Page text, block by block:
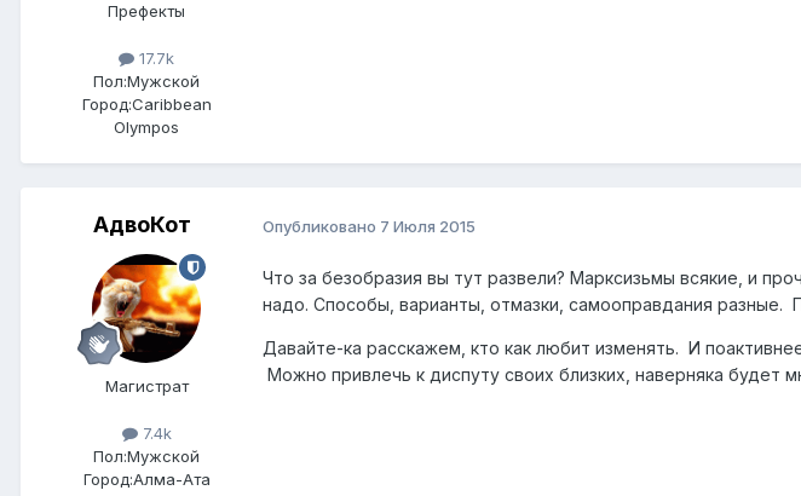
Префекты
17.7k
Пол:Мужской
Город:Caribbean
Olympos
АдвоКот
Магистрат
7.4k
Пол:Мужской
Город:Алма-Ата
Опубликовано 7 Июля 2015
Что за безобразия вы тут развели? Марксизьмы всякие, и
надо. Способы, варианты, отмазки, самооправдания разные.
Давайте-ка расскажем, кто как любит изменять. И
Можно привлечь к диспуту своих близких, наверняка будет